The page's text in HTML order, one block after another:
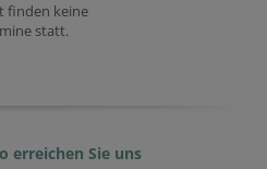
finden keine
statt.
erreichen Sie uns